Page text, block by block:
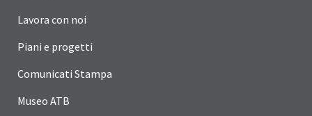
Lavora con noi
Piani e progetti
Comunicati Stampa
Museo ATB